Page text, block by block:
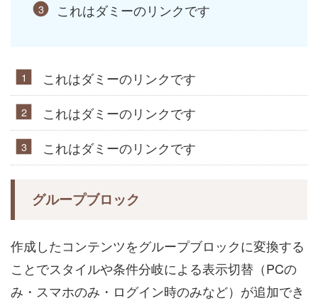
これはダミーのリンクです
これはダミーのリンクです
これはダミーのリンクです
これはダミーのリンクです
グループブロック
作成したコンテンツをグループブロックに変換する
ことでスタイルや条件分岐による表示切替（PCの
み・スマホのみ・ログイン時のみなど）が追加でき